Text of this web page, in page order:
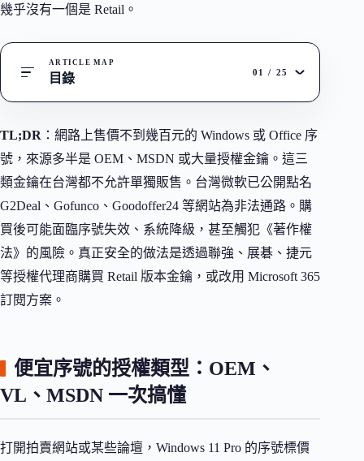
幾乎沒有一個是 Retail。
ARTICLE MAP
目錄 01 / 25
TL;DR ：網路上售價不到幾百元的 Windows 或 Office 序
號，來源多半是 OEM、MSDN 或大量授權金鑰。這三
類金鑰在台灣都不允許單獨販售。台灣微軟已公開點名
G2Deal、Gofunco、Goodoffer24 等網站為非法通路。購
買後可能面臨序號失效、系統降級，甚至觸犯《著作權
法》的風險。真正安全的做法是透過聯強、展碁、捷元
等授權代理商購買 Retail 版本金鑰，或改用 Microsoft 365
訂閱方案。
便宜序號的授權類型：OEM、
VL、MSDN 一次搞懂
打開拍賣網站或某些論壇，Windows 11 Pro 的序號標價